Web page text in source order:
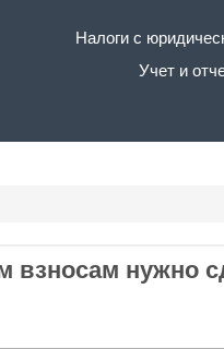
ОсновнаяНалоги с
Учет и
взносам нужно